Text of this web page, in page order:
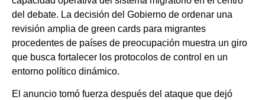
del debate. La decisión del Gobierno de ordenar una
revisión amplia de green cards para migrantes
procedentes de países de preocupación muestra un giro
que busca fortalecer los protocolos de control en un
entorno político dinámico.
El anuncio tomó fuerza después del ataque que dejó